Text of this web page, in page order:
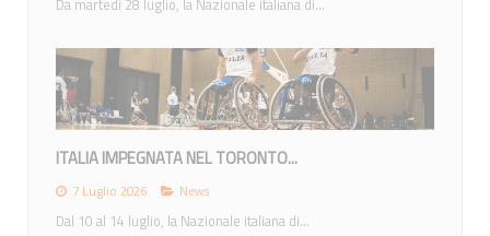
Lunedì 22 giugno la IWBF (International Weechair...
MONDIALI 2026: ITALIA NEL GRUPPO A CON...
12 Giugno 2026 News
Nel sorteggio di Ottawa gli azzurri inseriti nel gruppo di...